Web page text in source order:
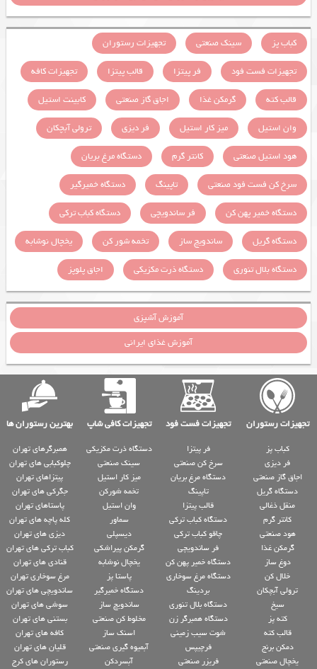
کباب پز سینک صنعتی
تجهیزات رستوران
تجهیزات فست فود
فر پیتزا قالب پیتزا
تجهیزات کافه
قالب کته
گرمکن غذا اجاق گاز صنعتی
کابینت استیل
وان استیل
میز کار استیل فر دیزی
ترولی آبچکان
هود استیل صنعتی
کانتر گرم
دستگاه مرغ بریان
سرخ کن فست فود صنعتی
تاپینگ
دستگاه خمیرگیر
دستگاه خمیر پهن کن
فر ساندویچی
دستگاه کباب ترکی
دستگاه گریل
ساندویچ ساز تخمه شور کن
یخچال نوشابه
دستگاه بلال تنوری
دستگاه ذرت مکزیکی اجاق پلوپز
آموزش آشپزی
آموزش غذای ایرانی
تجهیزات رستوران تجهیزات فست فود تجهیزات کافی شاپ بهترین رستوران ها
کباب پز
فر دیزی
اجاق گاز صنعتی
دستگاه گریل
منقل ذغالی
کانتر گرم
هود صنعتی
گرمکن غذا
دوغ ساز
خلال کن
ترولی آبچکان
سیخ
کته پز
قالب کته
دمکن برنج
یخچال صنعتی
فر پیتزا
سرخ کن صنعتی
دستگاه مرغ بریان
تاپینگ
قالب پیتزا
دستگاه کباب ترکی
چاقو کباب ترکی
فر ساندویچی
دستگاه خمیر پهن کن
دستگاه مرغ سوخاری
بردینگ
دستگاه بلال تنوری
دستگاه همبرگر زن
شوت سیب زمینی
فرچیپس
فریزر صنعتی
دستگاه ذرت مکزیکی
سینک صنعتی
میز کار استیل
تخمه شورکن
وان استیل
سماور
دیسپلی
گرمکن پیراشکی
یخچال نوشابه
پاستا پز
دستگاه خمیرگیر
ساندویچ ساز
مخلوط کن صنعتی
اسنک ساز
آبمیوه گیری صنعتی
آبسردکن
همبرگرهای تهران
چلوکبابی های تهران
پیتزاهای تهران
جگرکی های تهران
پاستاهای تهران
کله پاچه های تهران
دیزی های تهران
کباب ترکی های تهران
قنادی های تهران
مرغ سوخاری تهران
ساندویچی های تهران
سوشی های تهران
بستنی های تهران
کافه های تهران
قلیان های تهران
رستوران های کرج